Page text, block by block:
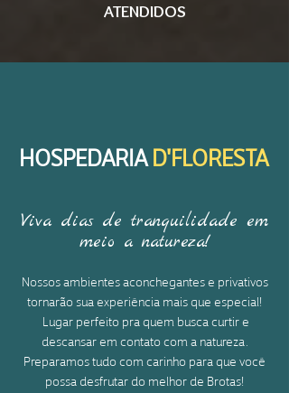
ATENDIDOS
HOSPEDARIAD'FLORESTA
Viva dias de tranquilidade em
meio a natureza!
Nossos ambientes aconchegantes e privativos
tornarão sua experiência mais que especial!
Lugar perfeito pra quem busca curtir e
descansar em contato coma natureza.
Preparamos tudo com carinho para que você
possa desfrutar do melhor de Brotas!